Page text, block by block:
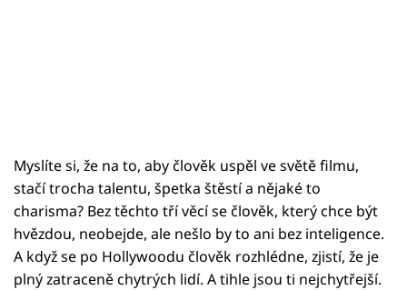
Myslíte si, že na to, aby člověk uspěl ve světě filmu,
stačí trocha talentu, špetka štěstí a nějaké to
charisma? Bez těchto tří věcí se člověk, který chce být
hvězdou, neobejde, ale nešlo by to ani bez inteligence.
A když se po Hollywoodu člověk rozhlédne, zjistí, že je
plný zatraceně chytrých lidí. A tihle jsou ti nejchytřejší.